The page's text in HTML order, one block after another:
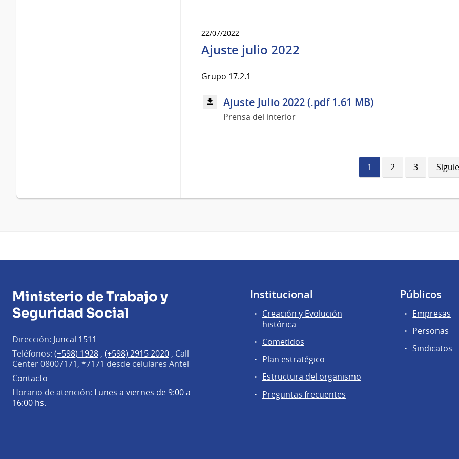
22/07/2022
Ajuste julio 2022
Grupo 17.2.1
Ajuste Julio 2022 (.pdf 1.61 MB)
Prensa del interior
Página
actual
1 Página
2 Página
3
Ministerio de Trabajo y
Seguridad Social
Dirección: Juncal 1511
Teléfonos: (+598) 1928 , (+598) 2915 2020 , Call
Center 08007171, *7171 desde celulares Antel
Contacto
Horario de atención: Lunes a viernes de 9:00 a
16:00 hs.
Institucional
Creación y Evolución
histórica
Cometidos
Plan estratégico
Estructura del organismo
Preguntas frecuentes
Públicos
Empresas
Personas
Sindicatos